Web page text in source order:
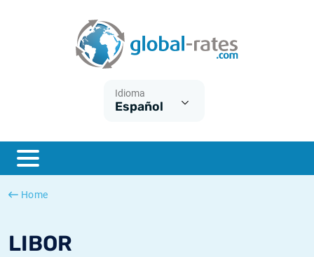
Idioma
Español
Home
LIBOR
ESTER
SONIA
¿Qué es la inflación IPC?
¿Qué es la inflación IPCA?
Inflación Español - IPC
Inflación Estadounidense
Euribor - histórico
SOFR - histórico
TONAR - histórico
Calculadora de inflación